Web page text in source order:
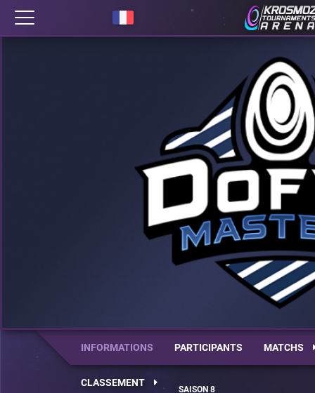
INFORMATIONS PARTICIPANTS MATCHS
CLASSEMENT